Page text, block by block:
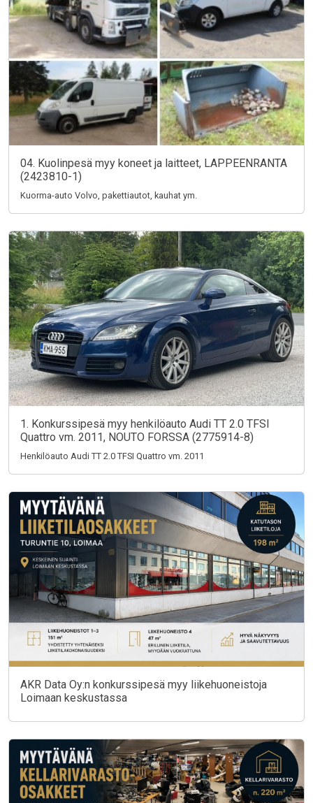
04. Kuolinpesä myy koneet ja laitteet, LAPPEENRANTA
(2423810-1)
Kuorma-auto Volvo, pakettiautot, kauhat ym.
1. Konkurssipesä myy henkilöauto Audi TT 2.0 TFSI
Quattro vm. 2011, NOUTO FORSSA (2775914-8)
Henkilöauto Audi TT 2.0 TFSI Quattro vm. 2011
AKR Data Oy:n konkurssipesä myy liikehuoneistoja
Loimaan keskustassa